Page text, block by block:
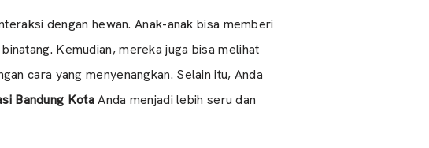
dengan hewan. Anak-anak bisa memberi
Kemudian, mereka juga bisa melihat
cara yang menyenangkan. Selain itu, Anda
Bandung KotaAnda menjadi lebih seru dan